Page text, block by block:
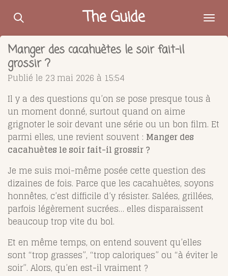
Passer
contenu
principal
The Guide
Manger des cacahuètes le soir fait-il
grossir ?
Publié le 23 mai 2026 à 15:54
Il y a des questions qu’on se pose presque tous à
un moment donné, surtout quand on aime
grignoter le soir devant une série ou un bon film. Et
parmi elles, une revient souvent : Manger des
cacahuètes le soir fait-il grossir ?
Je me suis moi-même posée cette question des
dizaines de fois. Parce que les cacahuètes, soyons
honnêtes, c’est difficile d’y résister. Salées, grillées,
parfois légèrement sucrées… elles disparaissent
beaucoup trop vite du bol.
Et en même temps, on entend souvent qu’elles
sont “trop grasses”, “trop caloriques” ou “à éviter le
soir”. Alors, qu’en est-il vraiment ?